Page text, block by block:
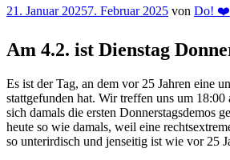
Veröffentlicht
21. Januar 20257. Februar 2025 von Do! ❤️
Am 4.2. ist Dienstag
Es ist der Tag, an dem vor 25 Jahren eine
stattgefunden hat. Wir treffen uns um
sich damals die ersten Donnerstagsdemos
heute so wie damals, weil eine
so unterirdisch und jenseitig ist wie vor 25